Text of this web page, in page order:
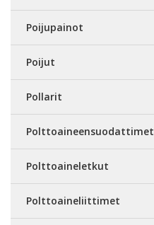
Poijupainot
Poijut
Pollarit
Polttoaineensuodattimet
Polttoaineletkut
Polttoaineliittimet